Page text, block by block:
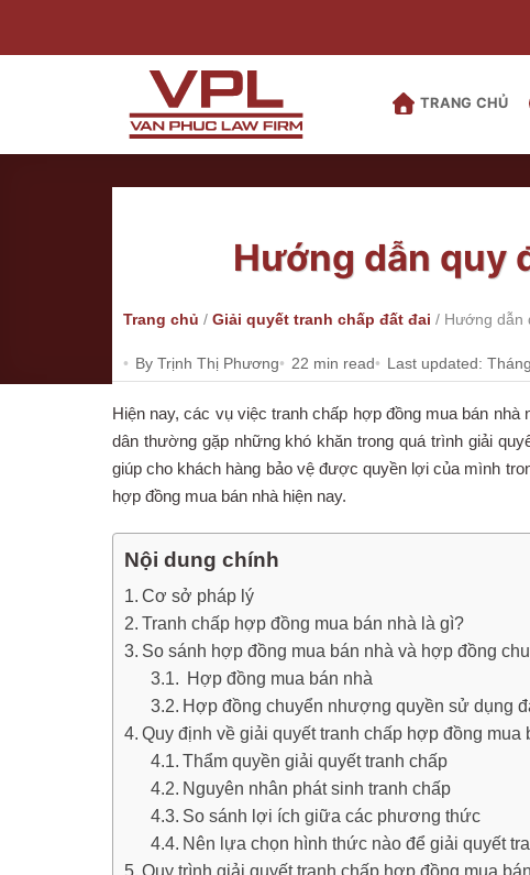
TRANG CHỦ
Hướng dẫn quy
Trang chủ / Giải quyết tranh chấp đất đai / Hướng dẫn
By Trịnh Thị Phương 22 min read Last updated:
Hiện nay, các vụ việc tranh chấp hợp đồng mua bán
dân thường gặp những khó khăn trong quá trình giải
giúp cho khách hàng bảo vệ được quyền lợi của mình
hợp đồng mua bán nhà hiện nay.
Nội dung chính
Cơ sở pháp lý
Tranh chấp hợp đồng mua bán nhà là gì?
So sánh hợp đồng mua bán nhà và hợp đồng
Hợp đồng mua bán nhà
Hợp đồng chuyển nhượng quyền sử dụng
Quy định về giải quyết tranh chấp hợp đồng mua
Thẩm quyền giải quyết tranh chấp
Nguyên nhân phát sinh tranh chấp
So sánh lợi ích giữa các phương thức
Nên lựa chọn hình thức nào để giải quyết
Quy trình giải quyết tranh chấp hợp đồng mua